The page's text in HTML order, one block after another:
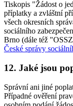
Tiskopis "Žádost o
příplatky a zvláštní
všech okresních
sociálního
Brno (dále též
České správy
12. Jaké jsou
Správní ani jiné
Případné ověření